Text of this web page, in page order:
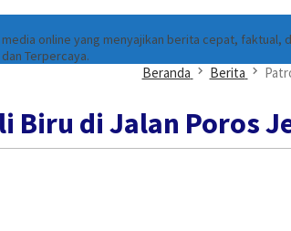
online yang menyajikan berita cepat,
Terpercaya.
Beranda Berita
Biru di Jalan Poros